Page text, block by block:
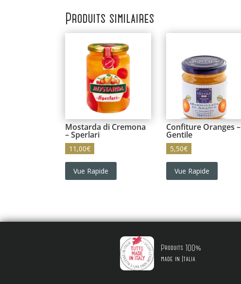
Produits similaires
Mostarda di Cremona
– Sperlari
11,00€
Vue Rapide
Confiture Oranges –
Gentile
5,50€
Vue Rapide
Produits 100%
made in Italia